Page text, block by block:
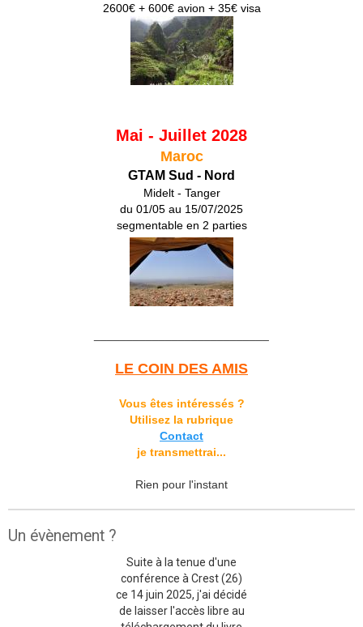
2600€ + 600€ avion + 35€ visa
Mai - Juillet 2028
Maroc
GTAM Sud - Nord
Midelt - Tanger
du 01/05 au 15/07/2025
segmentable en 2 parties
LE COIN DES AMIS
Vous êtes intéressés ?
Utilisez la rubrique
Contact
je transmettrai...
Rien pour l'instant
Un évènement ?
Suite à la tenue d'une
conférence à Crest (26)
ce 14 juin 2025, j'ai décidé
de laisser l'accès libre au